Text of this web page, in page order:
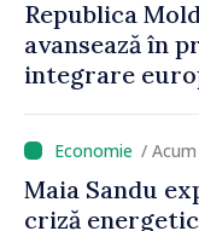
Republica
avansează în
integrare
niciun stat”
/
Maia Sandu
criză